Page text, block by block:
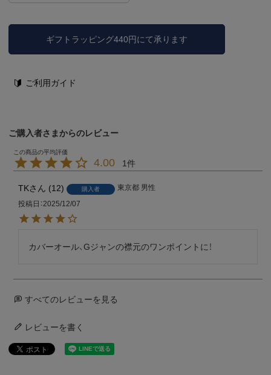
ギフトラッピング440円にて承ります
ご利用ガイド
ご購入者さまからのレビュー
4.00 1
TK 12 購入者 東京都 男性
投稿日 2025/12/07
カバーオール、Gジャンの襟元のワンポイントに！
すべてのレビューを見る
レビューを書く